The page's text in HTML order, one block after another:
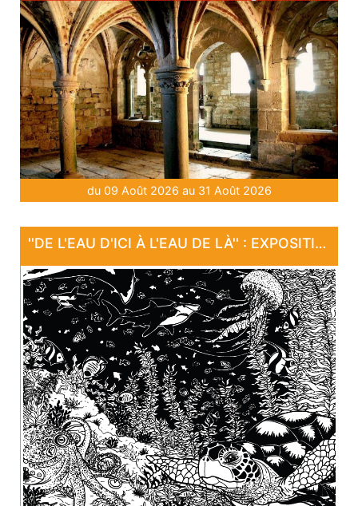
du 09 Août 2026 au 31 Août 2026
''DE L'EAU D'ICI À L'EAU DE LÀ'' : EXPOSITION "SANCTUAIRE"